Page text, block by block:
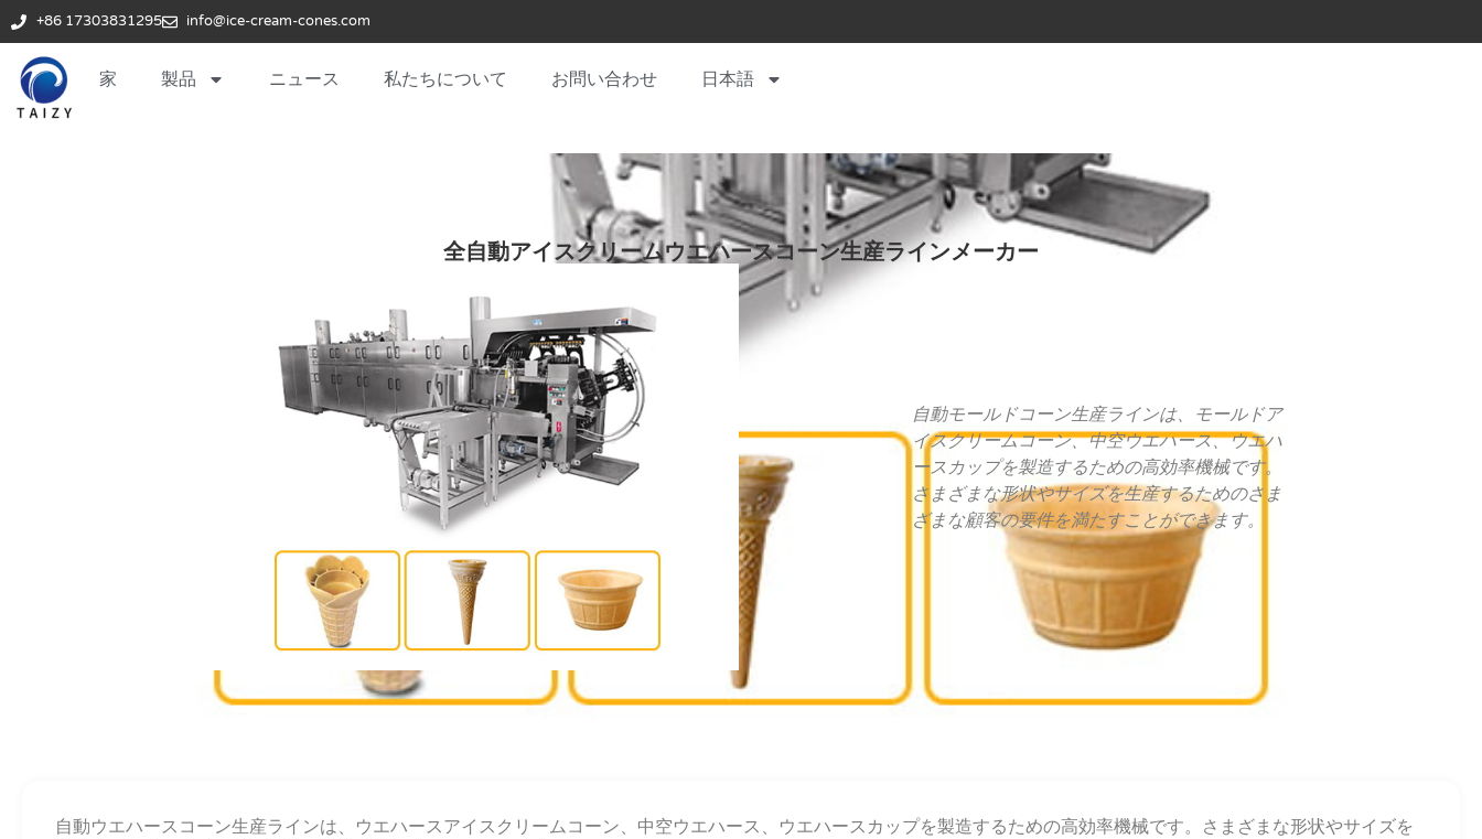
+86 17303831295 info@ice-cream-cones.com
家 製品 ニュース 私たちについて お問い合わせ 日本語
全自動アイスクリームウエハースコーン生産ラインメーカー
自動モールドコーン生産ラインは、モールドア
イスクリームコーン、中空ウエハース、ウエハ
ースカップを製造するための高効率機械です。
さまざまな形状やサイズを生産するためのさま
ざまな顧客の要件を満たすことができます。
自動ウエハースコーン生産ラインは、ウエハースアイスクリームコーン、中空ウエハース、ウエハースカップを製造するための高効率機械です。さまざまな形状やサイズを